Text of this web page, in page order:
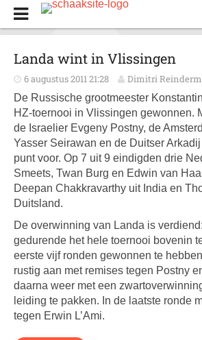
Landa wint in Vlissingen
6 augustus 2011 21:28 Dimitri
De Russische grootmeester
HZ-toernooi in Vlissingen gewonnen.
de Israelier Evgeny Postny, de
Yasser Seirawan en de Duitser
punt voor. Op 7 uit 9 eindigden drie
Smeets, Twan Burg en Edwin van
Deepan Chakkravarthy uit India en
Duitsland.
De overwinning van Landa is
gedurende het hele toernooi bovenin
eerste vijf ronden gewonnen te
rustig aan met remises tegen Postny
daarna weer met een
leiding te pakken. In de laatste ronde
tegen Erwin L’Ami.